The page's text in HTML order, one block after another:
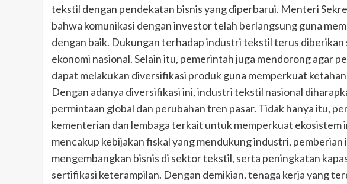
tekstil dengan pendekatan bisnis yang diperbarui. Menteri
bahwa komunikasi dengan investor telah berlangsung guna
dengan baik. Dukungan terhadap industri tekstil terus
ekonomi nasional. Selain itu, pemerintah juga mendorong agar
dapat melakukan diversifikasi produk guna memperkuat
Dengan adanya diversifikasi ini, industri tekstil nasional
permintaan global dan perubahan tren pasar. Tidak hanya itu,
kementerian dan lembaga terkait untuk memperkuat ekosistem
mencakup kebijakan fiskal yang mendukung industri,
mengembangkan bisnis di sektor tekstil, serta peningkatan
sertifikasi keterampilan. Dengan demikian, tenaga kerja yang